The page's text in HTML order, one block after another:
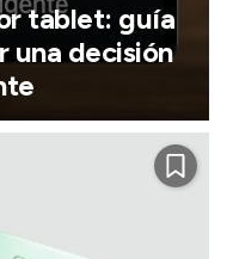
tablet: guía
una decisión